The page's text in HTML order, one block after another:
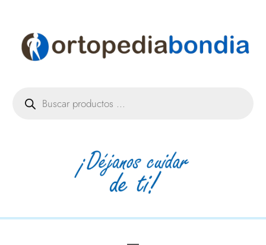
productos